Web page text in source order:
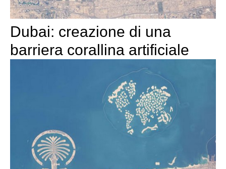
Dubai: creazione di una
barriera corallina artificiale